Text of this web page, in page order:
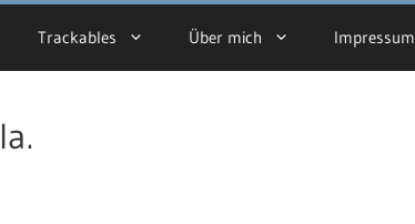
Trackables Über mich Impressum